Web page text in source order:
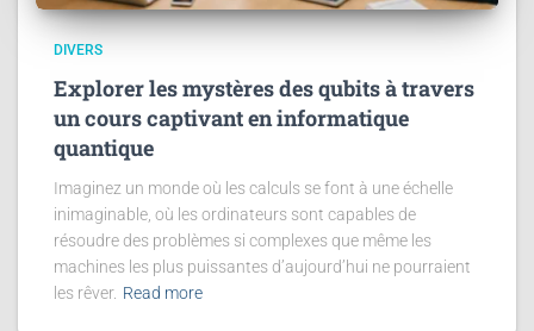
DIVERS
Explorer les mystères des qubits à travers
un cours captivant en informatique
quantique
Imaginez un monde où les calculs se font à une échelle
inimaginable, où les ordinateurs sont capables de
résoudre des problèmes si complexes que même les
machines les plus puissantes d’aujourd’hui ne pourraient
les rêver. Read more